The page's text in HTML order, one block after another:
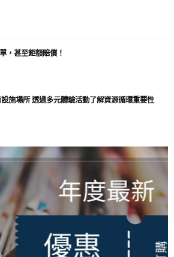
，甚至鉅額賠償！
施場所 透過多元體驗活動了解資源循環重要性